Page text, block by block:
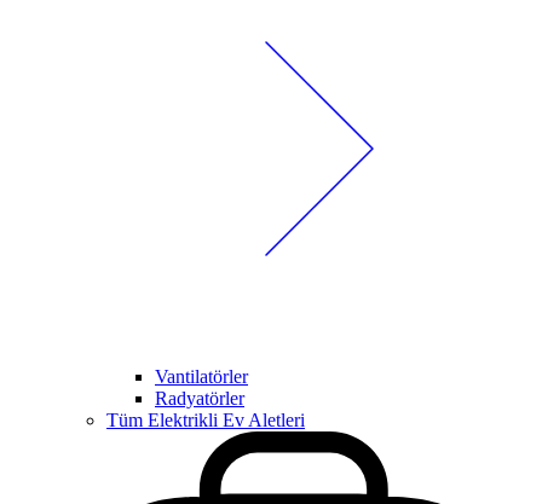
Vantilatörler
Radyatörler
Tüm Elektrikli Ev Aletleri